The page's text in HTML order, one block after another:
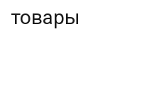
товары